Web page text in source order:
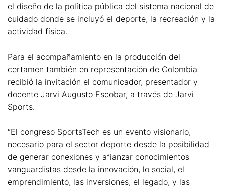
el diseño de la política pública del sistema nacional de
cuidado donde se incluyó el deporte, la recreación y la
actividad física.
Para el acompañamiento en la producción del
certamen también en representación de Colombia
recibió la invitación el comunicador, presentador y
docente Jarvi Augusto Escobar, a través de Jarvi
Sports.
“El congreso SportsTech es un evento visionario,
necesario para el sector deporte desde la posibilidad
de generar conexiones y afianzar conocimientos
vanguardistas desde la innovación, lo social, el
emprendimiento, las inversiones, el legado, y las